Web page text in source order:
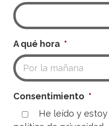
A qué hora *
Consentimiento *
He leído y